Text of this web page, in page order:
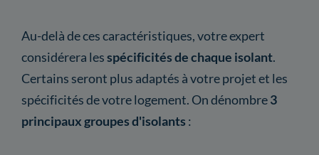
Au-delà de ces caractéristiques, votre expert
considérera lesspécificités de chaque isolant.
Certains seront plus adaptés à votre projet et les
spécificités de votre logement. On dénombre3
principaux groupes d'isolants :